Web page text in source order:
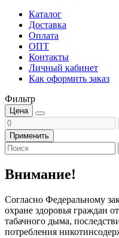
Каталог
Доставка
Оплата
ОПТ
Контакты
Личный кабинет
Как оформить заказ
Фильтр
Цена
Применить
Внимание!
Согласно Федеральному
охране здоровья граждан
табачного дыма,
потребления